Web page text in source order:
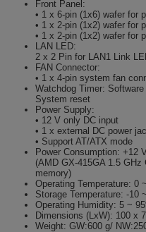
Front Panel:
• 1 x 6-pin (1x6) wafer for
• 1 x 2-pin (1x2) wafer for
• 1 x 2-pin (1x2) wafer for
LAN LED:
2 x 2 Pin for LAN1 Link
FAN Connector:
• 1 x 4-pin system fan
Watchdog Timer:
System reset
Power Supply:
• 12 V only DC input
• 1 x external DC power
• Support AT/ATX mode
Power Consumption: +12
(AMD GX-415GA 1.5
memory)
Operating Temperature: 0
Storage Temperature: -10
Operating Humidity: 5 ~
Dimensions (LxW): 100 x
Weight: GW:600 g/